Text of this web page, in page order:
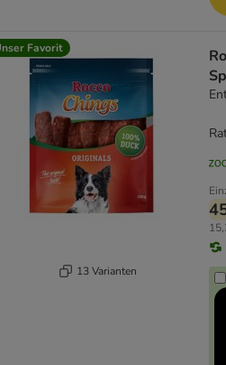
Favorit
13 Varianten